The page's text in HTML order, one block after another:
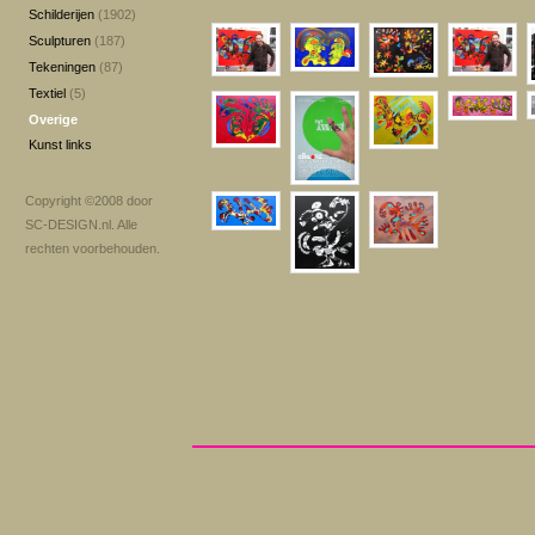
Schilderijen (1902)
Sculpturen (187)
Tekeningen (87)
Textiel (5)
Overige
Kunst links
Copyright ©2008 door
SC-DESIGN.nl . Alle
rechten voorbehouden.